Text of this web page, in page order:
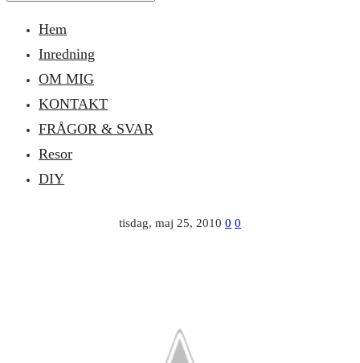
Hem
Inredning
OM MIG
KONTAKT
FRÅGOR & SVAR
Resor
DIY
tisdag, maj 25, 2010 0 0